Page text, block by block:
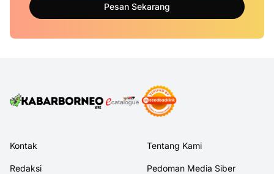
Pesan Sekarang
Kontak Tentang Kami
Redaksi Pedoman Media Siber